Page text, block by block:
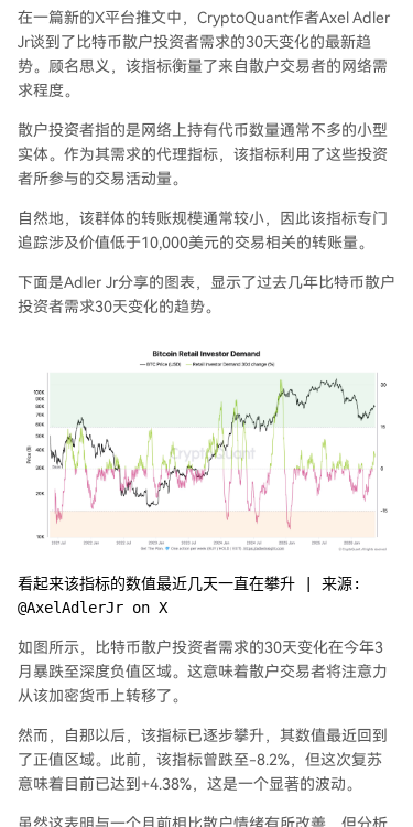
在一篇新的X平台推文中，CryptoQuant作者Axel Adler
Jr谈到了比特币散户投资者需求的30天变化的最新趋
势。顾名思义，该指标衡量了来自散户交易者的网络需
求程度。
散户投资者指的是网络上持有代币数量通常不多的小型
实体。作为其需求的代理指标，该指标利用了这些投资
者所参与的交易活动量。
自然地，该群体的转账规模通常较小，因此该指标专门
追踪涉及价值低于10,000美元的交易相关的转账量。
下面是Adler Jr分享的图表，显示了过去几年比特币散户
投资者需求30天变化的趋势。
看起来该指标的数值最近几天一直在攀升 | 来源:
@AxelAdlerJr on X
如图所示，比特币散户投资者需求的30天变化在今年3
月暴跌至深度负值区域。这意味着散户交易者将注意力
从该加密货币上转移了。
然而，自那以后，该指标已逐步攀升，其数值最近回到
了正值区域。此前，该指标曾跌至-8.2%，但这次复苏
意味着目前已达到+4.38%，这是一个显著的波动。